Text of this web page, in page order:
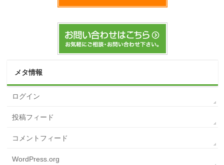
メタ情報
ログイン
投稿フィード
コメントフィード
WordPress.org